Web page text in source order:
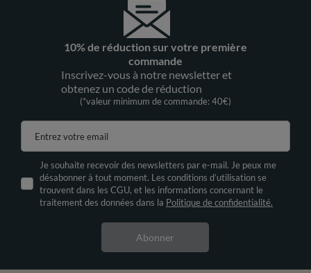
10% de réduction sur votre première
commande
Inscrivez-vous à notre newsletter et
obtenez un code de réduction
(*valeur minimum de commande: 40€)
Entrez votre email
Je souhaite recevoir des newsletters par e-mail. Je peux me
désabonner à tout moment. Les conditions d’utilisation se
trouvent dans les CGU, et les informations concernant le
traitement des données dans la Politique de confidentialité.
Abonner